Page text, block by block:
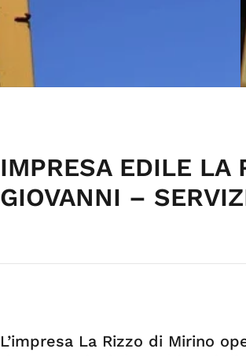
IMPRESA EDILE LA
GIOVANNI –
L’impresa La Rizzo di Mirino